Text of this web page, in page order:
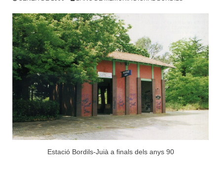
Estació Bordils-Juià a finals dels anys 90